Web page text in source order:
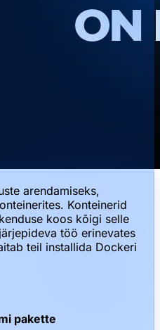
arendamiseks,
Konteinerid
koos kõigi selle
töö erinevates
teil installida Dockeri
pakette